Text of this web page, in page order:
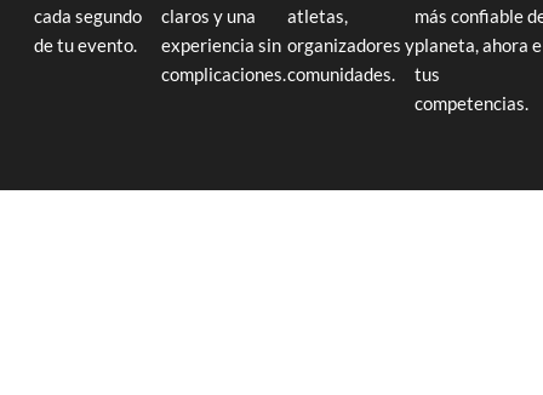
cada segundo
de tu evento.
claros y una
experiencia sin
complicaciones.
atletas,
organizadores y
comunidades.
más confiable
planeta, ahora
tus
competencias.